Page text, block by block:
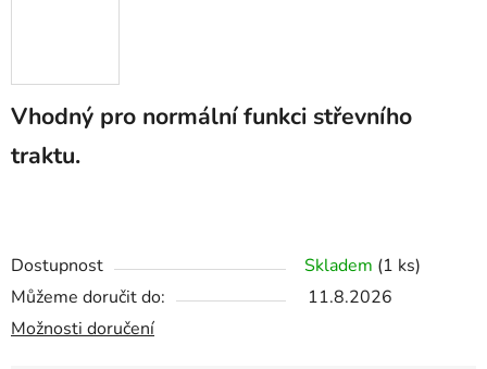
Vhodný pro normální funkci střevního
traktu.
Dostupnost Skladem (1 ks)
Můžeme doručit do:
11.8.2026
Možnosti doručení